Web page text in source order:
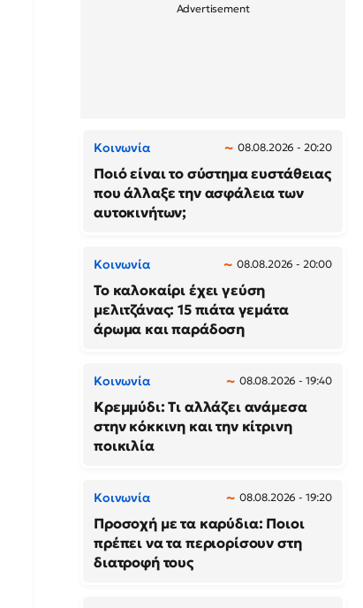
Κοινωνία 08.08.2026 - 20:20
Ποιό είναι το σύστημα ευστάθειας
που άλλαξε την ασφάλεια των
αυτοκινήτων;
Κοινωνία 08.08.2026 - 20:00
Το καλοκαίρι έχει γεύση
μελιτζάνας: 15 πιάτα γεμάτα
άρωμα και παράδοση
Κοινωνία 08.08.2026 - 19:40
Κρεμμύδι: Τι αλλάζει ανάμεσα
στην κόκκινη και την κίτρινη
ποικιλία
Κοινωνία 08.08.2026 - 19:20
Προσοχή με τα καρύδια: Ποιοι
πρέπει να τα περιορίσουν στη
διατροφή τους